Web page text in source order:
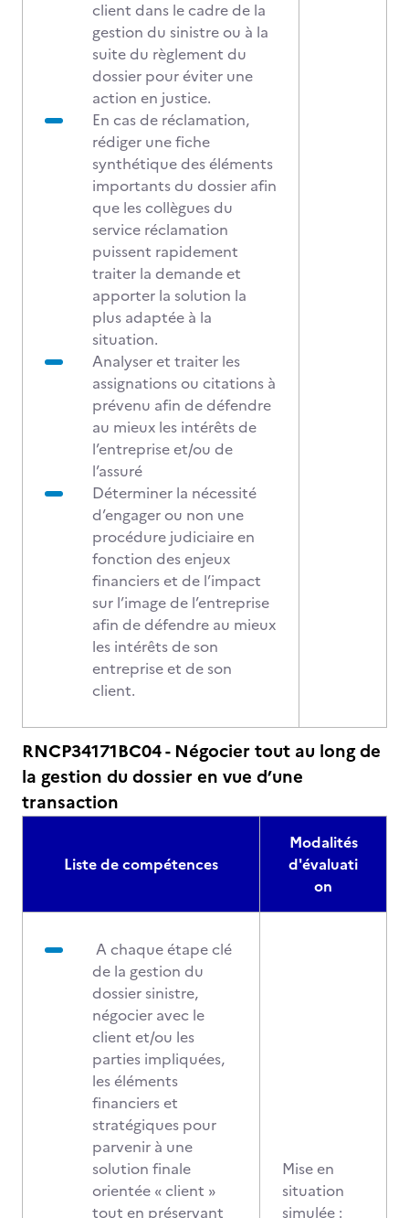
client dans le cadre de la
gestion du sinistre ou à la
suite du règlement du
dossier pour éviter une
action en justice.
En cas de réclamation,
rédiger une fiche
synthétique des éléments
importants du dossier afin
que les collègues du
service réclamation
puissent rapidement
traiter la demande et
apporter la solution la
plus adaptée à la
situation.
Analyser et traiter les
assignations ou citations à
prévenu afin de défendre
au mieux les intérêts de
l’entreprise et/ou de
l’assuré
Déterminer la nécessité
d’engager ou non une
procédure judiciaire en
fonction des enjeux
financiers et de l’impact
sur l’image de l’entreprise
afin de défendre au mieux
les intérêts de son
entreprise et de son
client.
RNCP34171BC04 - Négocier tout au long de
la gestion du dossier en vue d’une
transaction
Liste de compétences
Modalités
d'évaluati
on
A chaque étape clé
de la gestion du
dossier sinistre,
négocier avec le
client et/ou les
parties impliquées,
les éléments
financiers et
stratégiques pour
parvenir à une
solution finale
orientée « client »
tout en préservant
Mise en
situation
simulée :